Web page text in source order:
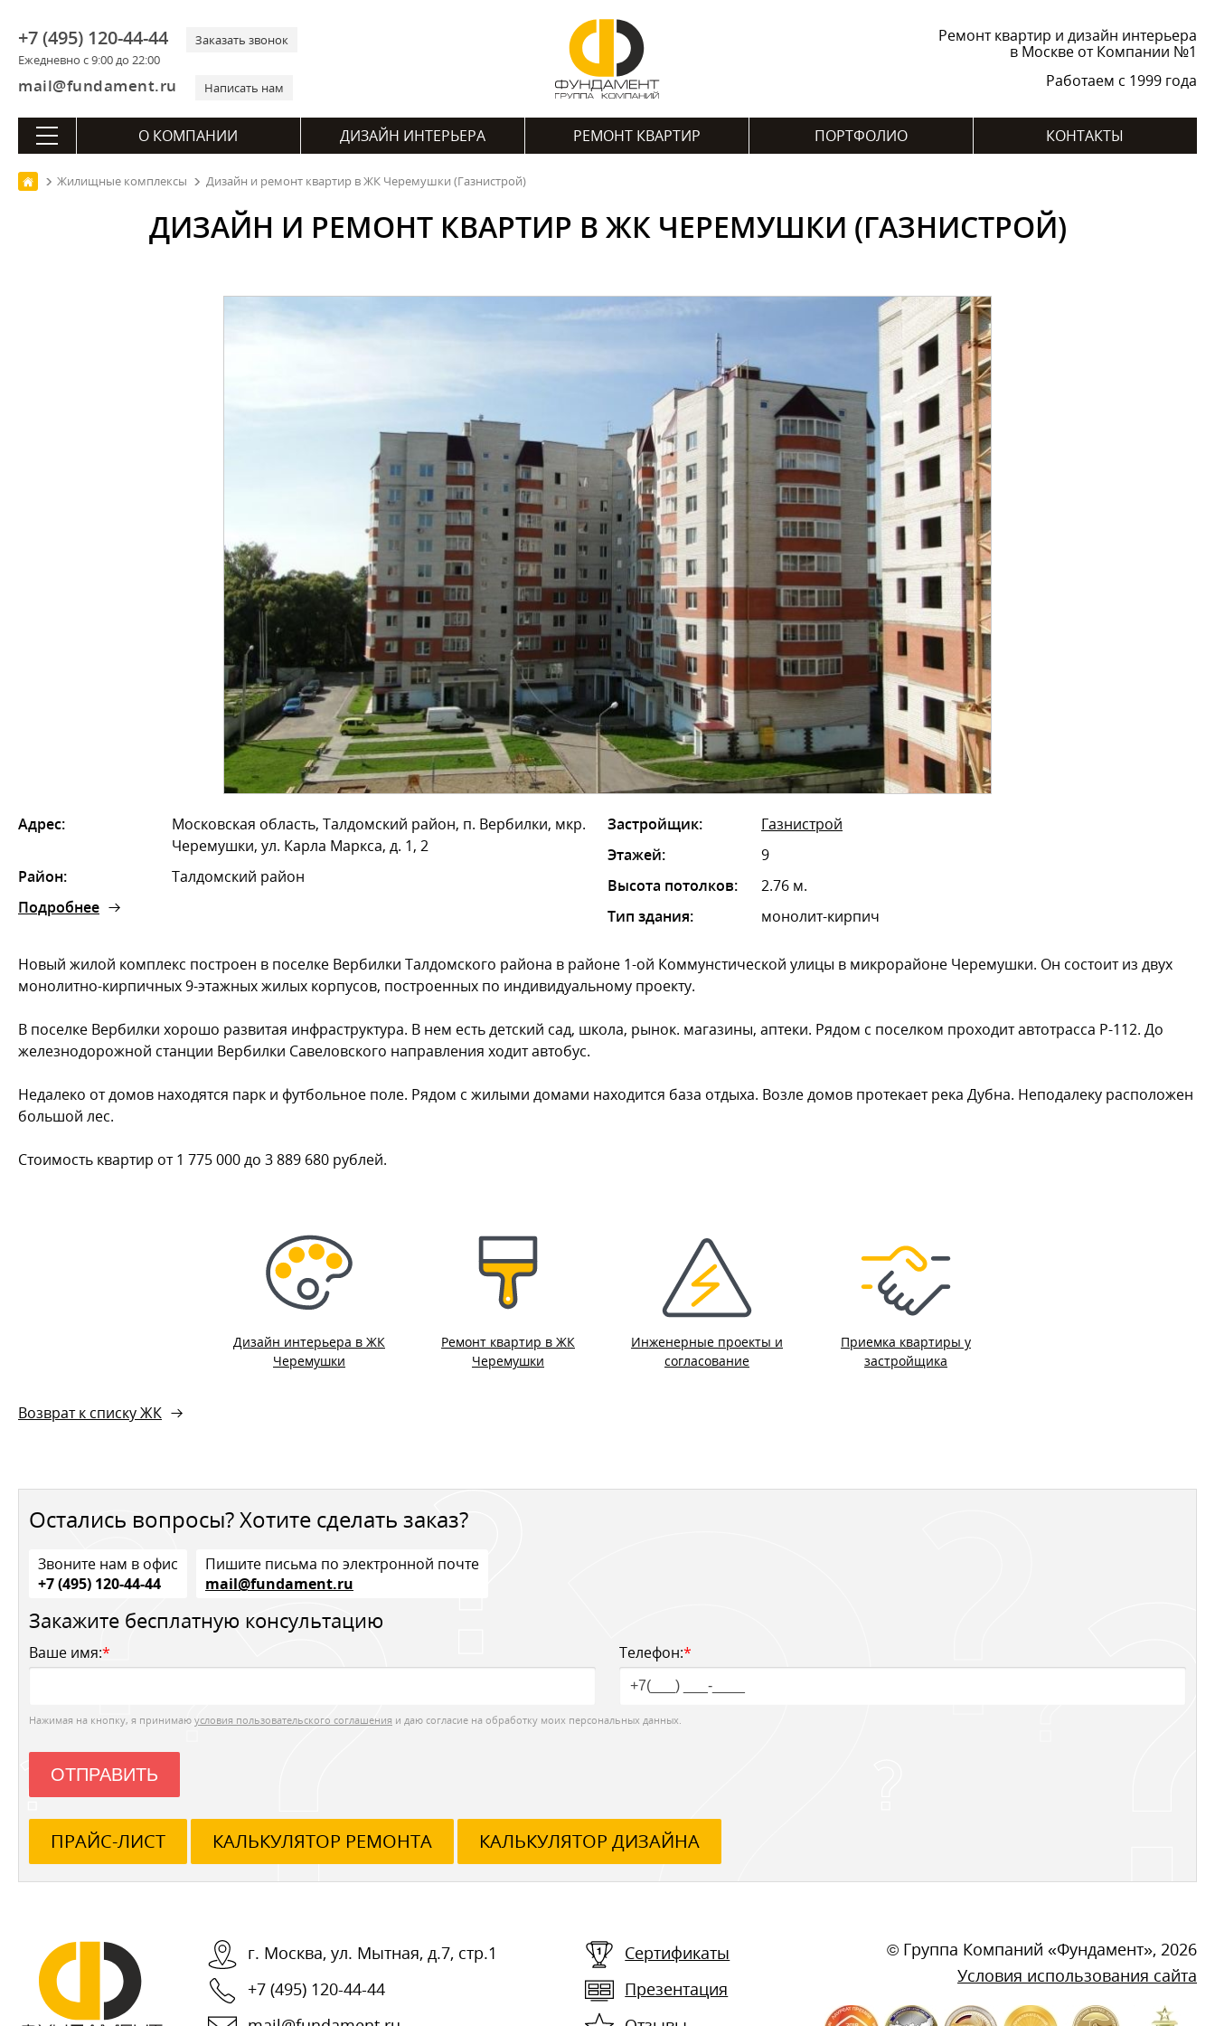
+7 (495) 120-44-44
Ежедневно с 9:00 до 22:00
Заказать звонок
mail@fundament.ru Написать нам
Ремонт квартир и дизайн интерьера
в Москве от Компании №1
Работаем с 1999 года
О КОМПАНИИ ДИЗАЙН ИНТЕРЬЕРА РЕМОНТ КВАРТИР ПОРТФОЛИО КОНТАКТЫ
Жилищные комплексы Дизайн и ремонт квартир в ЖК Черемушки (Газнистрой)
ДИЗАЙН И РЕМОНТ КВАРТИР В ЖК ЧЕРЕМУШКИ (ГАЗНИСТРОЙ)
Адрес:
Московская область, Талдомский район, п. Вербилки, мкр.
Черемушки, ул. Карла Маркса, д. 1, 2
Район:
Талдомский район
Подробнее
Застройщик:
Газнистрой
Этажей:
9
Высота потолков:
2.76 м.
Тип здания:
монолит-кирпич
Новый жилой комплекс построен в поселке Вербилки Талдомского района в районе 1-ой Коммунстической улицы в микрорайоне Черемушки. Он состоит из двух
монолитно-кирпичных 9-этажных жилых корпусов, построенных по индивидуальному проекту.
В поселке Вербилки хорошо развитая инфраструктура. В нем есть детский сад, школа, рынок. магазины, аптеки. Рядом с поселком проходит автотрасса Р-112. До
железнодорожной станции Вербилки Савеловского направления ходит автобус.
Недалеко от домов находятся парк и футбольное поле. Рядом с жилыми домами находится база отдыха. Возле домов протекает река Дубна. Неподалеку расположен
большой лес.
Стоимость квартир от 1 775 000 до 3 889 680 рублей.
Дизайн интерьера в ЖК
Черемушки
Ремонт квартир в ЖК
Черемушки
Инженерные проекты и
согласование
Приемка квартиры у
застройщика
Возврат к списку ЖК
Остались вопросы? Хотите сделать заказ?
Звоните нам в офис
+7 (495) 120-44-44
Пишите письма по электронной почте
mail@fundament.ru
Закажите бесплатную консультацию
Ваше имя:* Телефон:*
Нажимая на кнопку, я принимаю условия пользовательского соглашения и даю согласие на обработку моих персональных данных.
ОТПРАВИТЬ
ПРАЙС-ЛИСТ КАЛЬКУЛЯТОР РЕМОНТА КАЛЬКУЛЯТОР ДИЗАЙНА
г. Москва, ул. Мытная, д.7, стр.1
+7 (495) 120-44-44
Сертификаты
Презентация
© Группа Компаний «Фундамент», 2026
Условия использования сайта